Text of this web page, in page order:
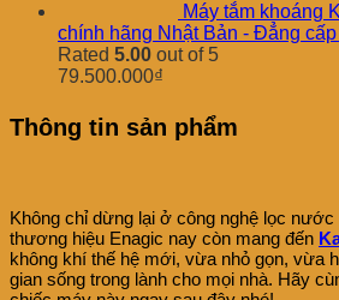
Máy tắm khoáng
chính hãng Nhật Bản - Đẳng
Rated 5.00 out of 5
79.500.000₫
Thông tin sản phẩm
Không chỉ dừng lại ở công nghệ lọc
thương hiệu Enagic nay còn mang đến
không khí thế hệ mới, vừa nhỏ gọn, vừa
gian sống trong lành cho mọi nhà. Hãy